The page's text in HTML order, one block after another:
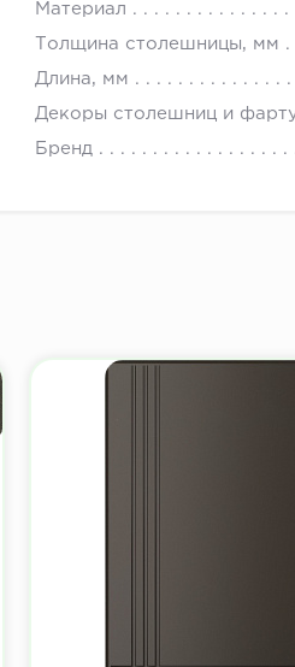
Материал
Толщина столешницы, мм
Длина, мм
Декоры столешниц и
Бренд